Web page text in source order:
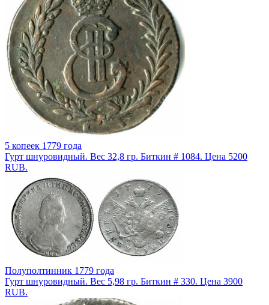
5 копеек 1779 года
Гурт шнуровидный. Вес 32,8 гр. Биткин # 1084. Цена 5200
RUB.
Полуполтинник 1779 года
Гурт шнуровидный. Вес 5,98 гр. Биткин # 330. Цена 3900
RUB.